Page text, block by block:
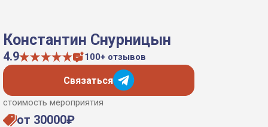
Константин Снурницын
4.9 100+ отзывов
Связаться
стоимость мероприятия
от 30000₽